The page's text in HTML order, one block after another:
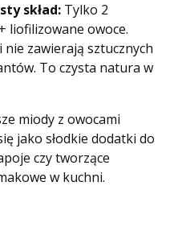
skład: Tylko 2
liofilizowane owoce.
nie zawierają sztucznych
To czysta natura w
miody z owocami
jako słodkie dodatki do
czy tworzące
w kuchni.